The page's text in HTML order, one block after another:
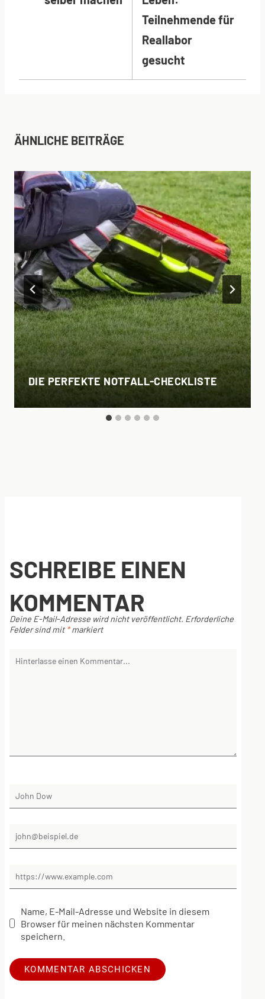
Teilnehmende für
Reallabor
gesucht
ÄHNLICHE BEITRÄGE
DIE PERFEKTE NOTFALL-CHECKLISTE
SCHREIBE EINEN
KOMMENTAR
Deine E-Mail-Adresse wird nicht veröffentlicht. Erforderliche
Felder sind mit *markiert
Name, E-Mail-Adresse und Website in diesem
Browser für meinen nächsten Kommentar
speichern.